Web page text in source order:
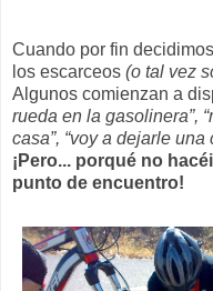
Cuando por fin
los escarceos (o tal vez
Algunos comienzan a
rueda en la gasolinera”,
casa”, “voy a dejarle
¡Pero... porqué no
punto de encuentro!